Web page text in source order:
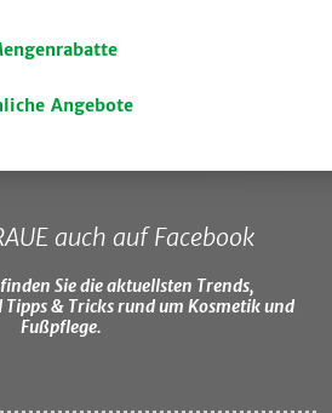
Angebote
auch auf Facebook
Sie die aktuellsten Trends,
& Tricks rund um Kosmetik und
Fußpflege.